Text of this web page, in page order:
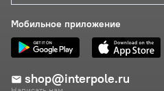
Мобильное приложение
shop@interpole.ru